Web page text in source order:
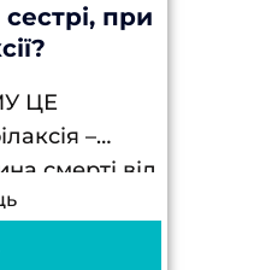
при
ЦЕ
–
смерті від
при